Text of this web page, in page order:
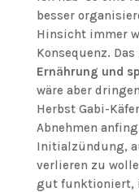
besser
Hinsicht immer
Konsequenz.
Ernährung und
wäre aber
Herbst Gabi-
Abnehmen
Initialzündung,
verlieren zu
gut funktioniert,